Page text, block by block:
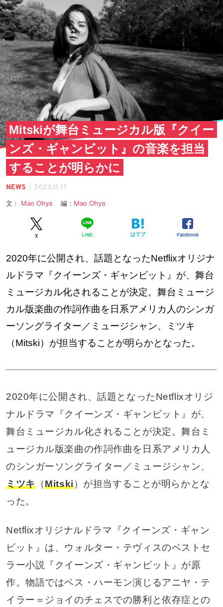
Mitskiが舞台ミュージカル版『クイー
ンズ・ギャンビット』の音楽を担当
することが明らかに
NEWS 2023.11.17
文： Mao Ohya 編： Mao Ohya
X LINE はてブ Facebook
2020年に公開され、話題となったNetflixオリジナ
ルドラマ『クイーンズ・ギャンビット』が、舞台
ミュージカル化されることが決定。舞台ミュージ
カル版楽曲の作詞作曲を日系アメリカ人のシンガ
ーソングライター／ミュージシャン、ミツキ
（Mitski）が担当することが明らかとなった。
2020年に公開され、話題となったNetflixオリジ
ナルドラマ『クイーンズ・ギャンビット』が、
舞台ミュージカル化されることが決定。舞台ミ
ュージカル版楽曲の作詞作曲を日系アメリカ人
のシンガーソングライター／ミュージシャン、
ミツキ（Mitski）が担当することが明らかとな
った。
Netflixオリジナルドラマ『クイーンズ・ギャン
ビット』は、ウォルター・テヴィスのベストセ
ラー小説『クイーンズ・ギャンビット』が原
作。物語ではベス・ハーモン演じるアニヤ・テ
イラー＝ジョイのチェスでの勝利と依存症との